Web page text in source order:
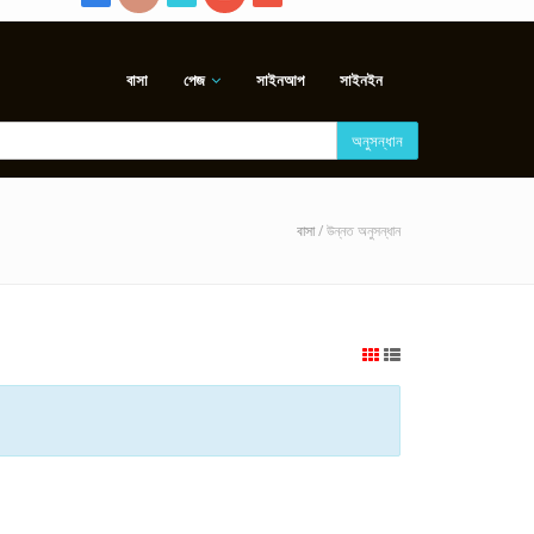
বাসা পেজ সাইনআপ সাইনইন
অনুসন্ধান
বাসা/ উন্নত অনুসন্ধান